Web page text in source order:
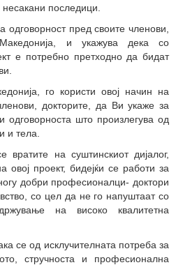
последици.
одговорност пред своите членови,
и укажува дека со
е потребно претходно да бидат
го користи овој начин на
докторите, да Ви укаже за
одговорноста што произлегува од
и тела.
на суштинскиот дијалог,
проект, бидејќи се работи за
добри професионалци- доктори
со цел да не го напуштаат со
на високо квалитетна
се од исклучителната потреба за
стручноста и професионална